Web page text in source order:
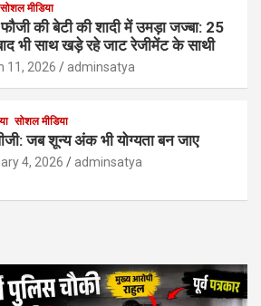
सोशल मीडिया
की बेटी की शादी में उमड़ा जज्बा: 25
भी साथ खड़े रहे जाट रेजीमेंट के साथी
11, 2026 adminsatya
सोशल मीडिया
जब शून्य अंक भी योग्यता बन जाए
4, 2026 adminsatya